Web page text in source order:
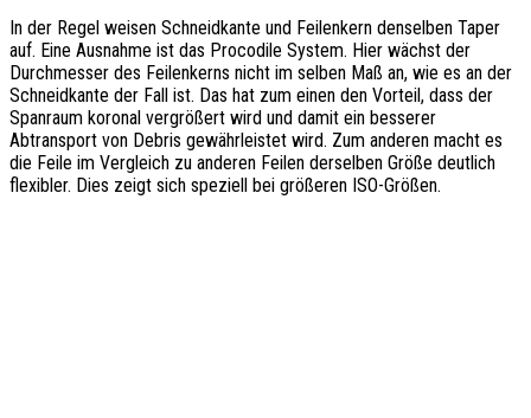
In der Regel weisen Schneidkante und Feilenkern denselben Taper
auf. Eine Ausnahme ist das Procodile System. Hier wächst der
Durchmesser des Feilenkerns nicht im selben Maß an, wie es an der
Schneidkante der Fall ist. Das hat zum einen den Vorteil, dass der
Spanraum koronal vergrößert wird und damit ein besserer
Abtransport von Debris gewährleistet wird. Zum anderen macht es
die Feile im Vergleich zu anderen Feilen derselben Größe deutlich
flexibler. Dies zeigt sich speziell bei größeren ISO-Größen.